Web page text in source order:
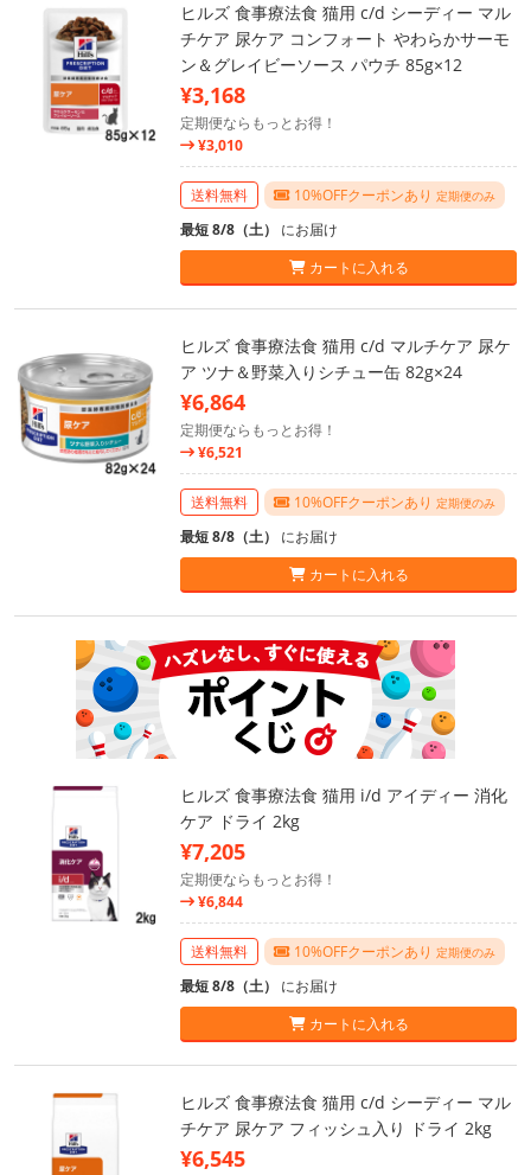
ヒルズ 食事療法食 猫用 c/d シーディー マル
チケア 尿ケア コンフォート やわらかサーモ
ン＆グレイビーソース パウチ 85g×12
¥3,168
定期便ならもっとお得！
¥3,010
送料無料 10%OFFクーポンあり 定期便のみ
最短 8/8（土） にお届け
カートに入れる
ヒルズ 食事療法食 猫用 c/d マルチケア 尿ケ
ア ツナ＆野菜入りシチュー缶 82g×24
¥6,864
定期便ならもっとお得！
¥6,521
送料無料 10%OFFクーポンあり 定期便のみ
最短 8/8（土） にお届け
カートに入れる
ヒルズ 食事療法食 猫用 i/d アイディー 消化
ケア ドライ 2kg
¥7,205
定期便ならもっとお得！
¥6,844
送料無料 10%OFFクーポンあり 定期便のみ
最短 8/8（土） にお届け
カートに入れる
ヒルズ 食事療法食 猫用 c/d シーディー マル
チケア 尿ケア フィッシュ入り ドライ 2kg
¥6,545